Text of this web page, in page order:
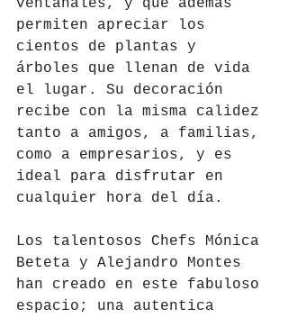
ventanales, y que además
permiten apreciar los
cientos de plantas y
árboles que llenan de vida
el lugar. Su decoración
recibe con la misma calidez
tanto a amigos, a familias,
como a empresarios, y es
ideal para disfrutar en
cualquier hora del día.
Los talentosos Chefs Mónica
Beteta y Alejandro Montes
han creado en este fabuloso
espacio; una autentica